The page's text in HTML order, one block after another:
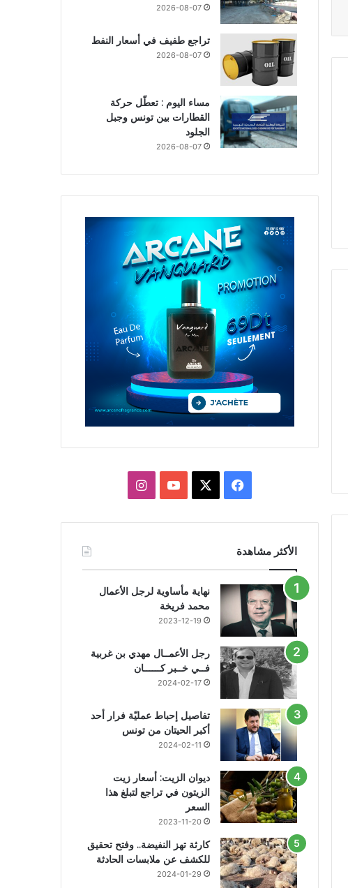
2026-08-07
تراجع طفيف في أسعار النفط
2026-08-07
مساء اليوم : تعطّل حركة
القطارات بين تونس وجبل
الجلود
2026-08-07
فيسبوك يوتيوبانستقرام
الأكثر مشاهدة
نهاية مأساوية لرجل الأعمال
محمد فريخة
2023-12-19
رجل الأعمــال مهدي بن غربية
فــي خــبر كــــــان
2024-02-17
تفاصيل إحباط عمليّة فرار أحد
أكبر الحيتان من تونس
2024-02-11
ديوان الزيت: أسعار زيت
الزيتون في تراجع لتبلغ هذا
السعر
2023-11-20
كارثة تهز النفيضة.. وفتح تحقيق
للكشف عن ملابسات الحادثة
2024-01-29